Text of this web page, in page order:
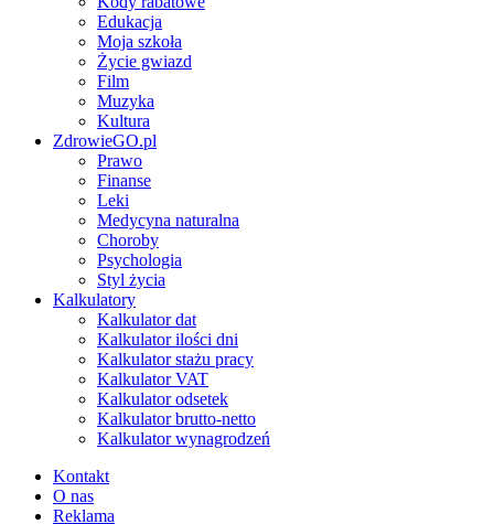
Edukacja
Moja szkoła
Życie gwiazd
Film
Muzyka
Kultura
ZdrowieGO.pl
Prawo
Finanse
Leki
Medycyna naturalna
Choroby
Psychologia
Styl życia
Kalkulatory
Kalkulator dat
Kalkulator ilości dni
Kalkulator stażu pracy
Kalkulator VAT
Kalkulator odsetek
Kalkulator brutto-netto
Kalkulator wynagrodzeń
Kontakt
O nas
Reklama